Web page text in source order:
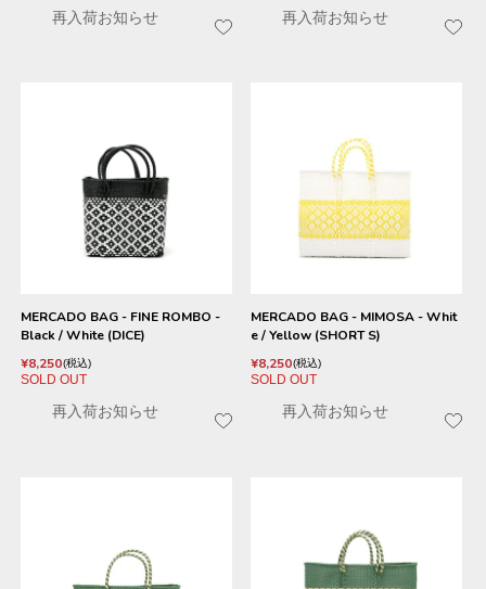
再入荷お知らせ 再入荷お知らせ
MERCADO BAG - FINE ROMBO -
Black / White (DICE)
¥8,250 税込
SOLD OUT
再入荷お知らせ
MERCADO BAG - MIMOSA - Whit
e / Yellow (SHORT S)
¥8,250 税込
SOLD OUT
再入荷お知らせ